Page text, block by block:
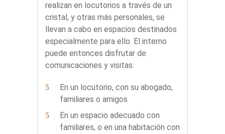
realizan en locutorios a través de un
cristal, y otras más personales, se
llevan a cabo en espacios destinados
especialmente para ello. El interno
puede entonces disfrutar de
comunicaciones y visitas:
En un locutorio, con su abogado,
familiares o amigos
En un espacio adecuado con
familiares, o en una habitación con